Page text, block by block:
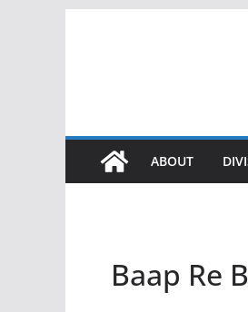
ABOUT
Baap Re